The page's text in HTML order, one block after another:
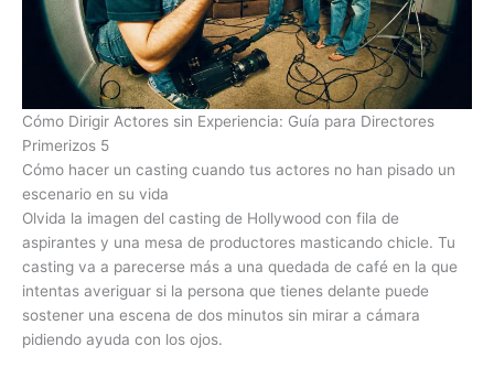
Cómo Dirigir Actores sin Experiencia: Guía para Directores
Primerizos 5
Cómo hacer un casting cuando tus actores no han pisado un
escenario en su vida
Olvida la imagen del casting de Hollywood con fila de
aspirantes y una mesa de productores masticando chicle. Tu
casting va a parecerse más a una quedada de café en la que
intentas averiguar si la persona que tienes delante puede
sostener una escena de dos minutos sin mirar a cámara
pidiendo ayuda con los ojos.